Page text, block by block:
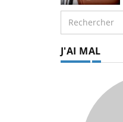
J'AI MAL